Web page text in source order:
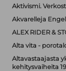
Aktivismi.
Akvarelleja
ALEX RIDER &
Alta vita -
Altavastaajasta
kehitysvaiheita